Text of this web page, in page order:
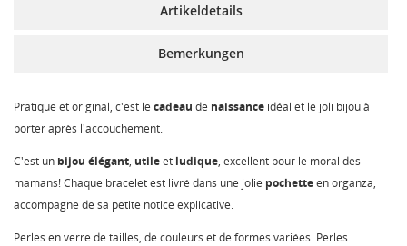
Artikeldetails
Bemerkungen
Pratique et original, c'est le cadeau de naissance idéal et le joli bijou à
porter après l'accouchement.
C'est un bijou élégant, utileet ludique, excellent pour le moral des
mamans! Chaque bracelet est livré dans une jolie pochetteen organza,
accompagné de sa petite notice explicative.
Perles en verre de tailles, de couleurs et de formes variées. Perles